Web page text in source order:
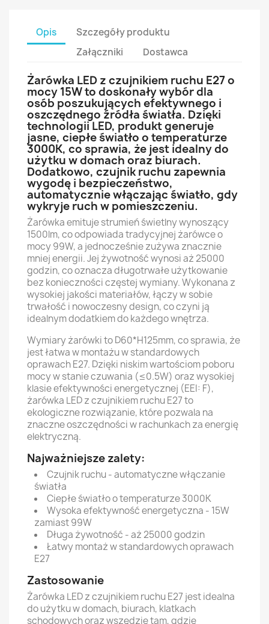
Opis
Szczegóły produktu
Załączniki
Dostawca
Żarówka LED z czujnikiem ruchu E27 o
mocy 15W to doskonały wybór dla
osób poszukujących efektywnego i
oszczędnego źródła światła. Dzięki
technologii LED, produkt generuje
jasne, ciepłe światło o temperaturze
3000K, co sprawia, że jest idealny do
użytku w domach oraz biurach.
Dodatkowo, czujnik ruchu zapewnia
wygodę i bezpieczeństwo,
automatycznie włączając światło, gdy
wykryje ruch w pomieszczeniu.
Żarówka emituje strumień świetlny wynoszący
1500lm, co odpowiada tradycyjnej żarówce o
mocy 99W, a jednocześnie zużywa znacznie
mniej energii. Jej żywotność wynosi aż 25000
godzin, co oznacza długotrwałe użytkowanie
bez konieczności częstej wymiany. Wykonana z
wysokiej jakości materiałów, łączy w sobie
trwałość i nowoczesny design, co czyni ją
idealnym dodatkiem do każdego wnętrza.
Wymiary żarówki to D60*H125mm, co sprawia, że
jest łatwa w montażu w standardowych
oprawach E27. Dzięki niskim wartościom poboru
mocy w stanie czuwania (≤0.5W) oraz wysokiej
klasie efektywności energetycznej (EEI: F),
żarówka LED z czujnikiem ruchu E27 to
ekologiczne rozwiązanie, które pozwala na
znaczne oszczędności w rachunkach za energię
elektryczną.
Najważniejsze zalety:
Czujnik ruchu - automatyczne włączanie
światła
Ciepłe światło o temperaturze 3000K
Wysoka efektywność energetyczna - 15W
zamiast 99W
Długa żywotność - aż 25000 godzin
Łatwy montaż w standardowych oprawach
E27
Zastosowanie
Żarówka LED z czujnikiem ruchu E27 jest idealna
do użytku w domach, biurach, klatkach
schodowych oraz wszędzie tam, gdzie